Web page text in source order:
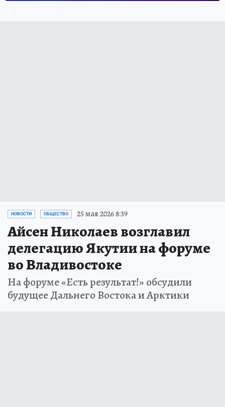
НОВОСТИ ОБЩЕСТВО 25 мая 2026 8:39
Айсен Николаев возглавил
делегацию Якутии на форуме
во Владивостоке
На форуме «Есть результат!» обсудили
будущее Дальнего Востока и Арктики